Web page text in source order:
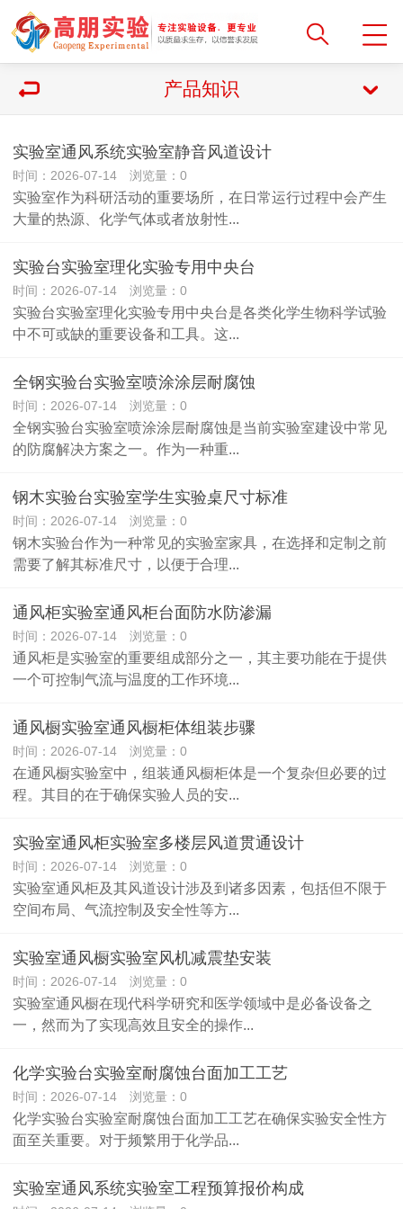
产品知识
实验室通风系统实验室静音风道设计
时间：2026-07-14 浏览量：0
实验室作为科研活动的重要场所，在日常运行过程中会产生
大量的热源、化学气体或者放射性...
实验台实验室理化实验专用中央台
时间：2026-07-14 浏览量：0
实验台实验室理化实验专用中央台是各类化学生物科学试验
中不可或缺的重要设备和工具。这...
全钢实验台实验室喷涂涂层耐腐蚀
时间：2026-07-14 浏览量：0
全钢实验台实验室喷涂涂层耐腐蚀是当前实验室建设中常见
的防腐解决方案之一。作为一种重...
钢木实验台实验室学生实验桌尺寸标准
时间：2026-07-14 浏览量：0
钢木实验台作为一种常见的实验室家具，在选择和定制之前
需要了解其标准尺寸，以便于合理...
通风柜实验室通风柜台面防水防渗漏
时间：2026-07-14 浏览量：0
通风柜是实验室的重要组成部分之一，其主要功能在于提供
一个可控制气流与温度的工作环境...
通风橱实验室通风橱柜体组装步骤
时间：2026-07-14 浏览量：0
在通风橱实验室中，组装通风橱柜体是一个复杂但必要的过
程。其目的在于确保实验人员的安...
实验室通风柜实验室多楼层风道贯通设计
时间：2026-07-14 浏览量：0
实验室通风柜及其风道设计涉及到诸多因素，包括但不限于
空间布局、气流控制及安全性等方...
实验室通风橱实验室风机减震垫安装
时间：2026-07-14 浏览量：0
实验室通风橱在现代科学研究和医学领域中是必备设备之
一，然而为了实现高效且安全的操作...
化学实验台实验室耐腐蚀台面加工工艺
时间：2026-07-14 浏览量：0
化学实验台实验室耐腐蚀台面加工工艺在确保实验安全性方
面至关重要。对于频繁用于化学品...
实验室通风系统实验室工程预算报价构成